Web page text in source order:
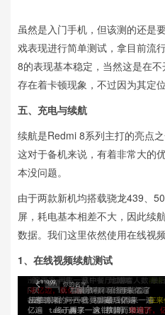
虽然是入门手机，但该测的还是
戏表现进行简单测试，拿目前流
8的表现基本稳定，当然这是在
存在着卡顿现象，不过因为其定
五、 充电与续航
续航是Redmi 8系列主打的亮点
这对于备机来说，有着非常大的
本没问题。
由于两款新机均搭载骁龙439、
屏，耗电基本相差不大，因此续
数据。我们这里依然使用在线视
1、 在线视频续航测试